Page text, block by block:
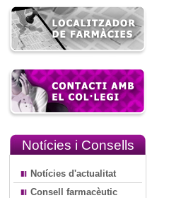
Notícies i Consells
Notícies d'actualitat
Consell farmacèutic